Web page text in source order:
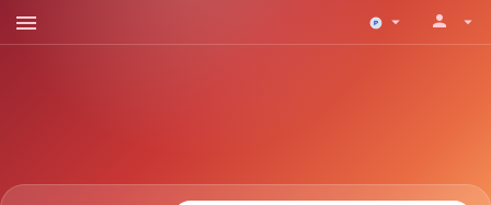
menu arrow_drop_down person arrow_drop_down